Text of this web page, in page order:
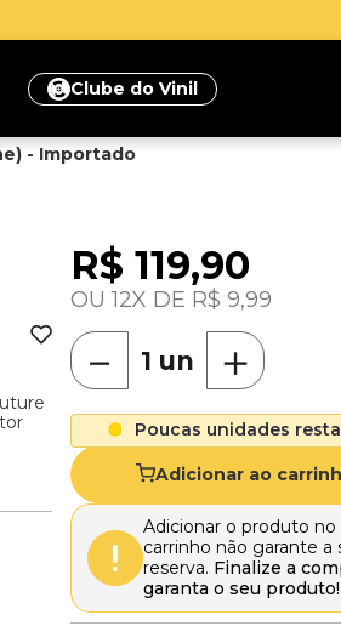
Inscreva-se
Clube do Vinil
- Importado
R$ 119,90
12 R$ 9,99
＋
－
Poucas unidades
Adicionar ao
Adicionar o produto no
carrinho não garante a
reserva. Finalize a
garanta o seu produto!